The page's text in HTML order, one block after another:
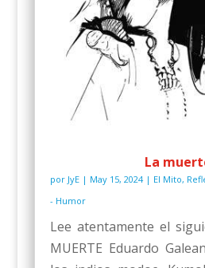
La
por JyE| May 15, 2024| El Mito,
- Humor
Lee atentamente el
MUERTE Eduardo